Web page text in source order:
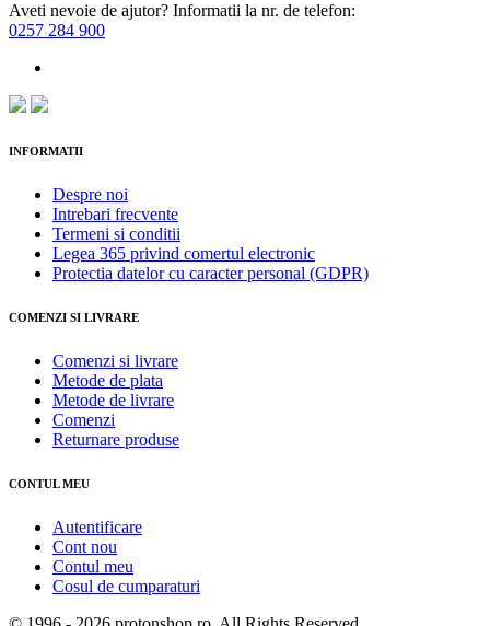
Aveti nevoie de ajutor? Informatii la nr. de telefon:
0257 284 900
INFORMATII
Despre noi
Intrebari frecvente
Termeni si conditii
Legea 365 privind comertul electronic
Protectia datelor cu caracter personal (GDPR)
COMENZI SI LIVRARE
Comenzi si livrare
Metode de plata
Metode de livrare
Comenzi
Returnare produse
CONTUL MEU
Autentificare
Cont nou
Contul meu
Cosul de cumparaturi